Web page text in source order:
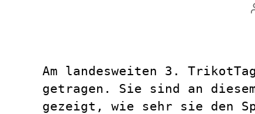
Am landesweiten 3.
getragen. Sie sind an
gezeigt, wie sehr sie den